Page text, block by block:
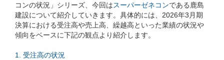
コンの状況」シリーズ、今回はスーパーゼネコンである鹿島
建設について紹介していきます。具体的には、2026年3月期
決算における受注高や売上高、繰越高といった業績の状況や
傾向をベースに下記の観点より紹介します。
1. 受注高の状況